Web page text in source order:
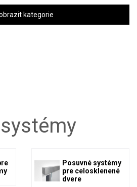
kategorie
Posuvné systémy
pre celosklenené
dvere